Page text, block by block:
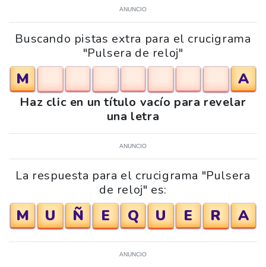
ANUNCIO
Buscando pistas extra para el crucigrama
"Pulsera de reloj"
M A
Haz clic en un título vacío para revelar
una letra
ANUNCIO
La respuesta para el crucigrama "Pulsera
de reloj" es:
M U Ñ E Q U E R A
ANUNCIO